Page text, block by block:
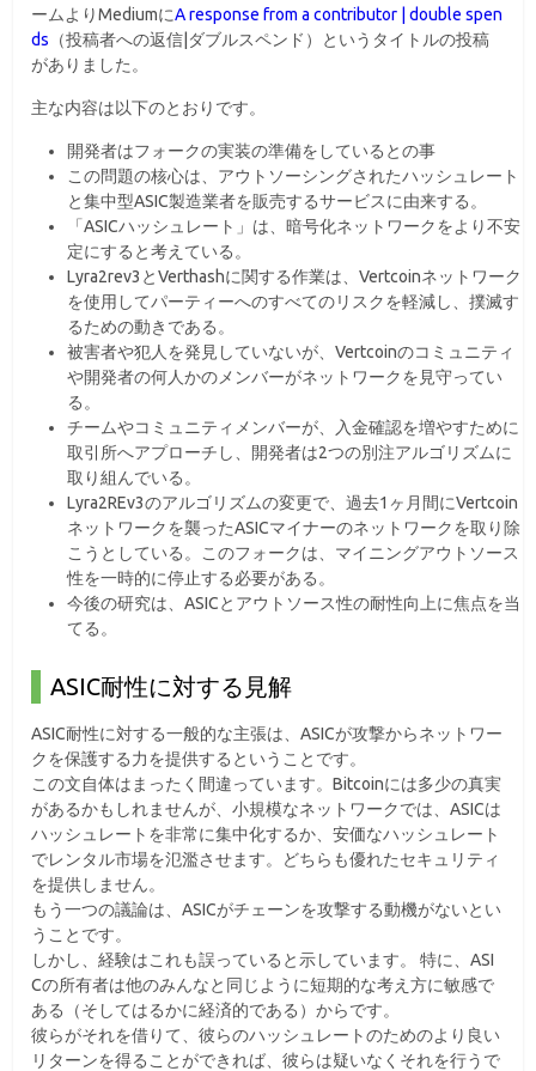
ームよりMediumにA response from a contributor | double spen
ds （投稿者への返信|ダブルスペンド）というタイトルの投稿
がありました。
主な内容は以下のとおりです。
開発者はフォークの実装の準備をしているとの事
この問題の核心は、アウトソーシングされたハッシュレート
と集中型ASIC製造業者を販売するサービスに由来する。
「ASICハッシュレート」は、暗号化ネットワークをより不安
定にすると考えている。
Lyra2rev3とVerthashに関する作業は、Vertcoinネットワーク
を使用してパーティーへのすべてのリスクを軽減し、撲滅す
るための動きである。
被害者や犯人を発見していないが、Vertcoinのコミュニティ
や開発者の何人かのメンバーがネットワークを見守ってい
る。
チームやコミュニティメンバーが、入金確認を増やすために
取引所へアプローチし、開発者は2つの別注アルゴリズムに
取り組んでいる。
Lyra2REv3のアルゴリズムの変更で、過去1ヶ月間にVertcoin
ネットワークを襲ったASICマイナーのネットワークを取り除
こうとしている。このフォークは、マイニングアウトソース
性を一時的に停止する必要がある。
今後の研究は、ASICとアウトソース性の耐性向上に焦点を当
てる。
ASIC耐性に対する見解
ASIC耐性に対する一般的な主張は、ASICが攻撃からネットワー
クを保護する力を提供するということです。
この文自体はまったく間違っています。Bitcoinには多少の真実
があるかもしれませんが、小規模なネットワークでは、ASICは
ハッシュレートを非常に集中化するか、安価なハッシュレート
でレンタル市場を氾濫させます。どちらも優れたセキュリティ
を提供しません。
もう一つの議論は、ASICがチェーンを攻撃する動機がないとい
うことです。
しかし、経験はこれも誤っていると示しています。 特に、ASI
Cの所有者は他のみんなと同じように短期的な考え方に敏感で
ある（そしてはるかに経済的である）からです。
彼らがそれを借りて、彼らのハッシュレートのためのより良い
リターンを得ることができれば、彼らは疑いなくそれを行うで